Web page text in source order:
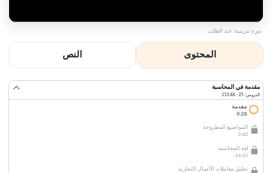
دورة تدريبية: عند الطلب
المحتوى النص
مقدمة في المحاسبة
الدروس: 25 · 113:48
مقدمة
0:28
المواضيع المطروحة
3:40
لغة المحاسبة
14:45
تحليل معاملات الأعمال التجارية